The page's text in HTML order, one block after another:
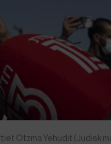
Otzma Yehudit (Judisk